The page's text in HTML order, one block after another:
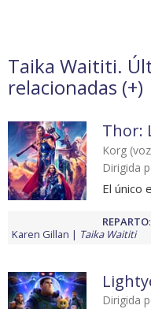
Taika Waititi.
relacionadas (+)
Thor:
Korg
Dirigida
El único
REPARTO:
Karen Gillan
Taika Waititi
Dirigida